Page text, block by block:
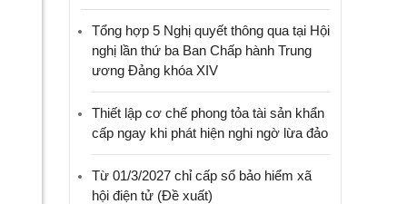
Tổng hợp 5 Nghị quyết thông qua tại Hội
nghị lần thứ ba Ban Chấp hành Trung
ương Đảng khóa XIV
Thiết lập cơ chế phong tỏa tài sản khẩn
cấp ngay khi phát hiện nghi ngờ lừa đảo
Từ 01/3/2027 chỉ cấp sổ bảo hiểm xã
hội điện tử (Đề xuất)